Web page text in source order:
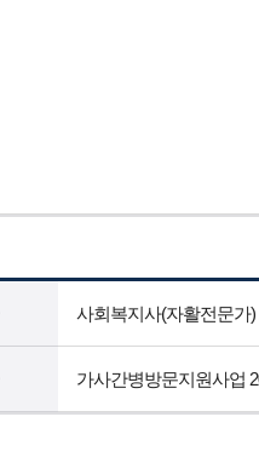
사회복지사(자활전문가)
가사간병방문지원사업